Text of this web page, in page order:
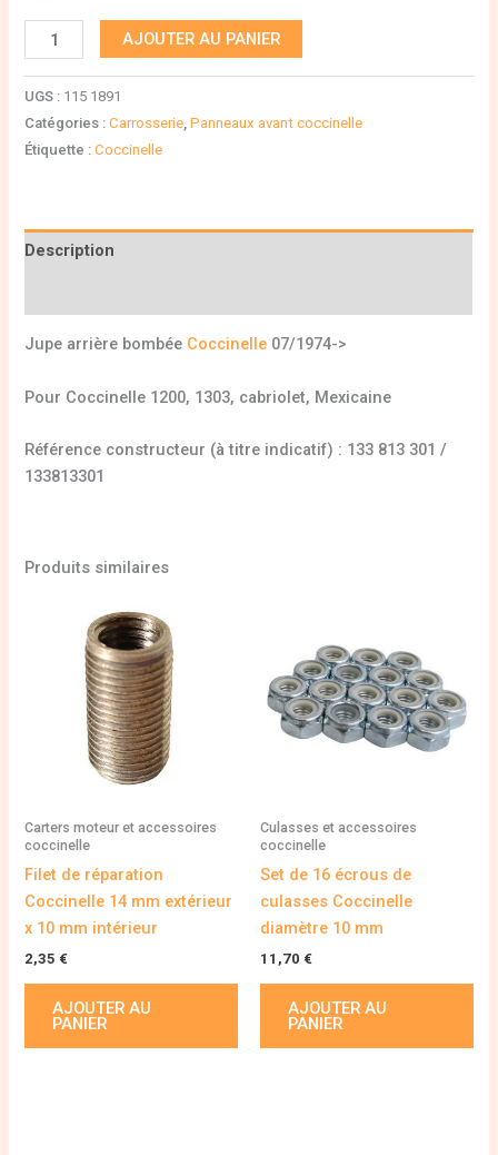
AJOUTER AU PANIER
UGS : 115 1891
Catégories :Carrosserie,Panneaux avant coccinelle
Étiquette :Coccinelle
Description
Jupe arrière bombée Coccinelle 07/1974->
Pour Coccinelle 1200, 1303, cabriolet, Mexicaine
Référence constructeur (à titre indicatif) : 133 813 301 /
133813301
Produits similaires
Carters moteur et accessoires
coccinelle
Filet de réparation
Coccinelle 14 mm extérieur
x 10 mm intérieur
2,35 €
AJOUTER AU
PANIER
Culasses et accessoires
coccinelle
Set de 16 écrous de
culasses Coccinelle
diamètre 10 mm
11,70 €
AJOUTER AU
PANIER